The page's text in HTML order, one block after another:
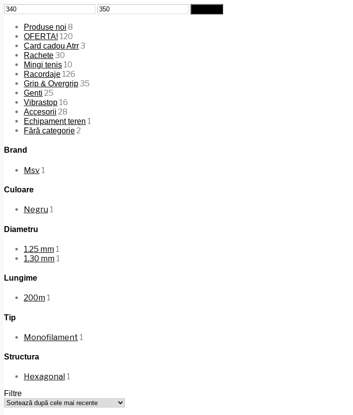
Preț
minim
Preț
maxim
Produse noi 8
OFERTA! 120
Card cadou Atrr3
Rachete30
Mingi tenis 10
Racordaje 126
Grip & Overgrip35
Genti 25
Vibrastop 16
Accesorii 28
Echipament teren 1
Fără categorie2
Brand
Msv 1
Culoare
Negru 1
Diametru
1.25 mm 1
1.30 mm 1
Lungime
200m 1
Tip
Monofilament 1
Structura
Hexagonal 1
Filtre